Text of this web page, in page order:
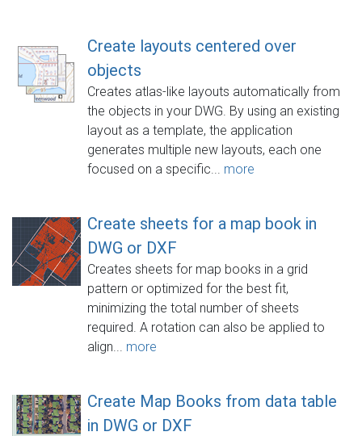
Create layouts centered over
objects
Creates atlas-like layouts automatically from
the objects in your DWG. By using an existing
layout as a template, the application
generates multiple new layouts, each one
focused on a specific... more
Create sheets for a map book in
DWG or DXF
Creates sheets for map books in a grid
pattern or optimized for the best fit,
minimizing the total number of sheets
required. A rotation can also be applied to
align... more
Create Map Books from data table
in DWG or DXF